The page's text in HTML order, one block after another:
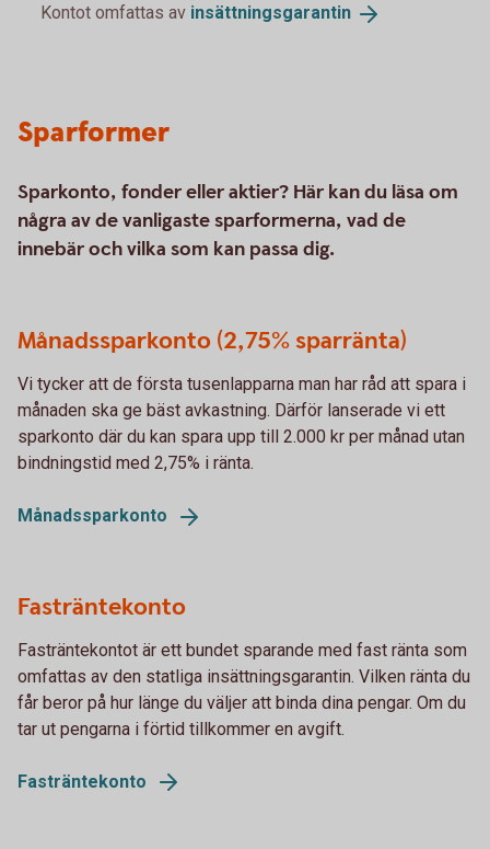
Kontot omfattas av insättningsgarantin
Sparformer
Sparkonto, fonder eller aktier? Här kan du läsa om
några av de vanligaste sparformerna, vad de
innebär och vilka som kan passa dig.
Månadssparkonto (2,75% sparränta)
Vi tycker att de första tusenlapparna man har råd att spara i
månaden ska ge bäst avkastning. Därför lanserade vi ett
sparkonto där du kan spara upp till 2.000 kr per månad utan
bindningstid med 2,75% i ränta.
Månadssparkonto
Fasträntekonto
Fasträntekontot är ett bundet sparande med fast ränta som
omfattas av den statliga insättningsgarantin. Vilken ränta du
får beror på hur länge du väljer att binda dina pengar. Om du
tar ut pengarna i förtid tillkommer en avgift.
Fasträntekonto